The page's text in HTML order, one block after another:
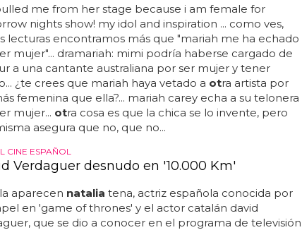
me from her stage because i am female for
nights show! my idol and inspiration ... como ves,
lecturas encontramos más que "mariah me ha echado
mujer"... dramariah: mimi podría haberse cargado de
a una cantante australiana por ser mujer y tener
¿te crees que mariah haya vetado a otra artista por
femenina que ella?... mariah carey echa a su telonera
mujer... otra cosa es que la chica se lo invente, pero
asegura que no, que no...
CINE ESPAÑOL
Verdaguer desnudo en '10.000 Km'
aparecen natalia tena, actriz española conocida por
en 'game of thrones' y el actor catalán david
que se dio a conocer en el programa de televisión